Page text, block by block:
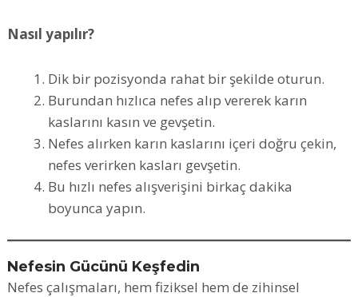
Nasıl yapılır?
Dik bir pozisyonda rahat bir şekilde oturun.
Burundan hızlıca nefes alıp vererek karın
kaslarını kasın ve gevşetin.
Nefes alırken karın kaslarını içeri doğru çekin,
nefes verirken kasları gevşetin.
Bu hızlı nefes alışverişini birkaç dakika
boyunca yapın.
Nefesin Gücünü Keşfedin
Nefes çalışmaları, hem fiziksel hem de zihinsel